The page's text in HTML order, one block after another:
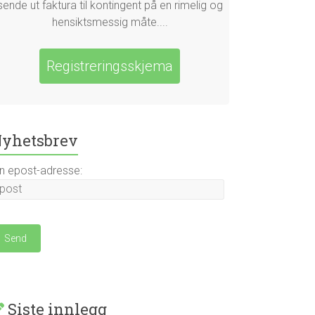
ut faktura til kontingent på en rimelig og
hensiktsmessig måte....
Registreringsskjema
epost-adresse:
Siste innlegg